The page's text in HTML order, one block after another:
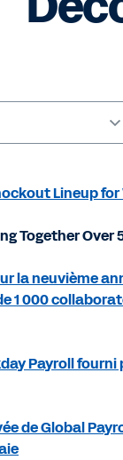
Lineup for
Together
la neuvième
1 000
Payroll
de Global